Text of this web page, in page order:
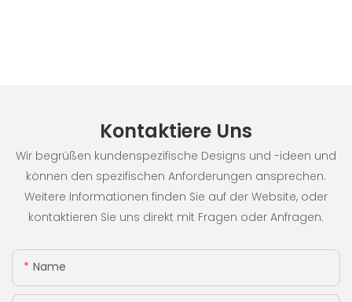
Kontaktiere Uns
Wir begrüßen kundenspezifische Designs und -ideen und
können den spezifischen Anforderungen ansprechen.
Weitere Informationen finden Sie auf der Website, oder
kontaktieren Sie uns direkt mit Fragen oder Anfragen.
Name